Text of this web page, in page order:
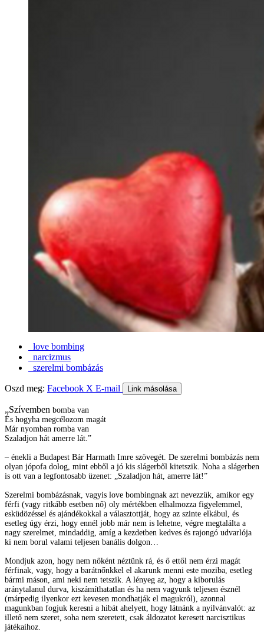
love bombing
narcizmus
szerelmi bombázás
Oszd meg: Facebook X E-mail Link másolása
„Szívemben bomba van
És hogyha megcélozom magát
Már nyomban romba van
Szaladjon hát amerre lát.”
– énekli a Budapest Bár Harmath Imre szövegét. De szerelmi bombázás nem
olyan jópofa dolog, mint ebből a jó kis slágerből kitetszik. Noha a slágerben
is ott van a legfontosabb üzenet: „Szaladjon hát, amerre lát!”
Szerelmi bombázásnak, vagyis love bombingnak azt nevezzük, amikor egy
férfi (vagy ritkább esetben nő) oly mértékben elhalmozza figyelemmel,
esküdözéssel és ajándékokkal a választottját, hogy az szinte elkábul, és
esetleg úgy érzi, hogy ennél jobb már nem is lehetne, végre megtalálta a
nagy szerelmet, mindaddig, amíg a kezdetben kedves és rajongó udvarlója
ki nem borul valami teljesen banális dolgon…
Mondjuk azon, hogy nem nőként néztünk rá, és ő ettől nem érzi magát
férfinak, vagy, hogy a barátnőnkkel el akarunk menni este moziba, esetleg
bármi máson, ami neki nem tetszik. A lényeg az, hogy a kiborulás
aránytalanul durva, kiszámíthatatlan és ha nem vagyunk teljesen észnél
(márpedig ilyenkor ezt kevesen mondhatják el magukról), azonnal
magunkban fogjuk keresni a hibát ahelyett, hogy látnánk a nyilvánvalót: az
illető nem szeret, soha nem szeretett, csak áldozatot keresett narcisztikus
játékaihoz.